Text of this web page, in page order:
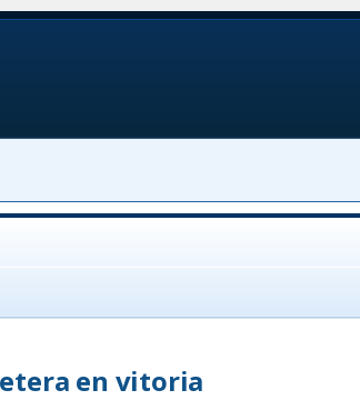
en vitoria